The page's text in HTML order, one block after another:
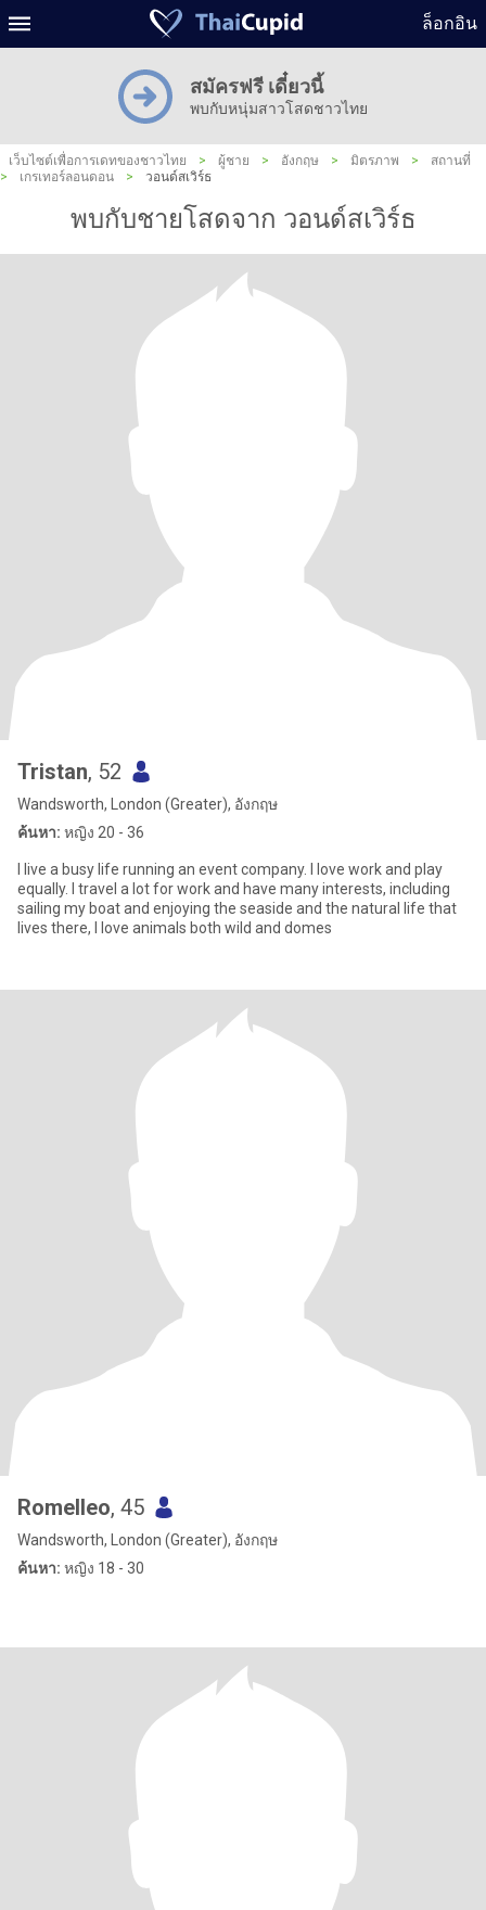
ล็อกอิน
สมัครฟรี เดี๋ยวนี้
พบกับหนุ่มสาวโสดชาวไทย
เว็บไซต์เพื่อการเดทของชาวไทย > ผู้ชาย > อังกฤษ > มิตรภาพ >
สถานที่
>
เกรเทอร์ลอนดอน > วอนด์สเวิร์ธ
พบกับชายโสดจาก วอนด์สเวิร์ธ
Tristan, 52
Wandsworth, London (Greater), อังกฤษ
ค้นหา: หญิง 20 - 36
I live a busy life running an event company. I love work and play
equally. I travel a lot for work and have many interests, including
sailing my boat and enjoying the seaside and the natural life that
lives there, I love animals both wild and domes
Romelleo, 45
Wandsworth, London (Greater), อังกฤษ
ค้นหา: หญิง 18 - 30